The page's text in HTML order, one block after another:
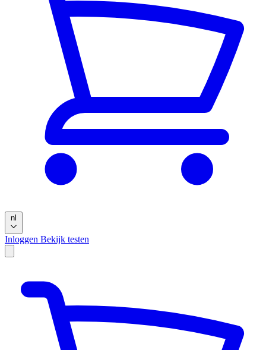
nl
Inloggen Bekijk testen